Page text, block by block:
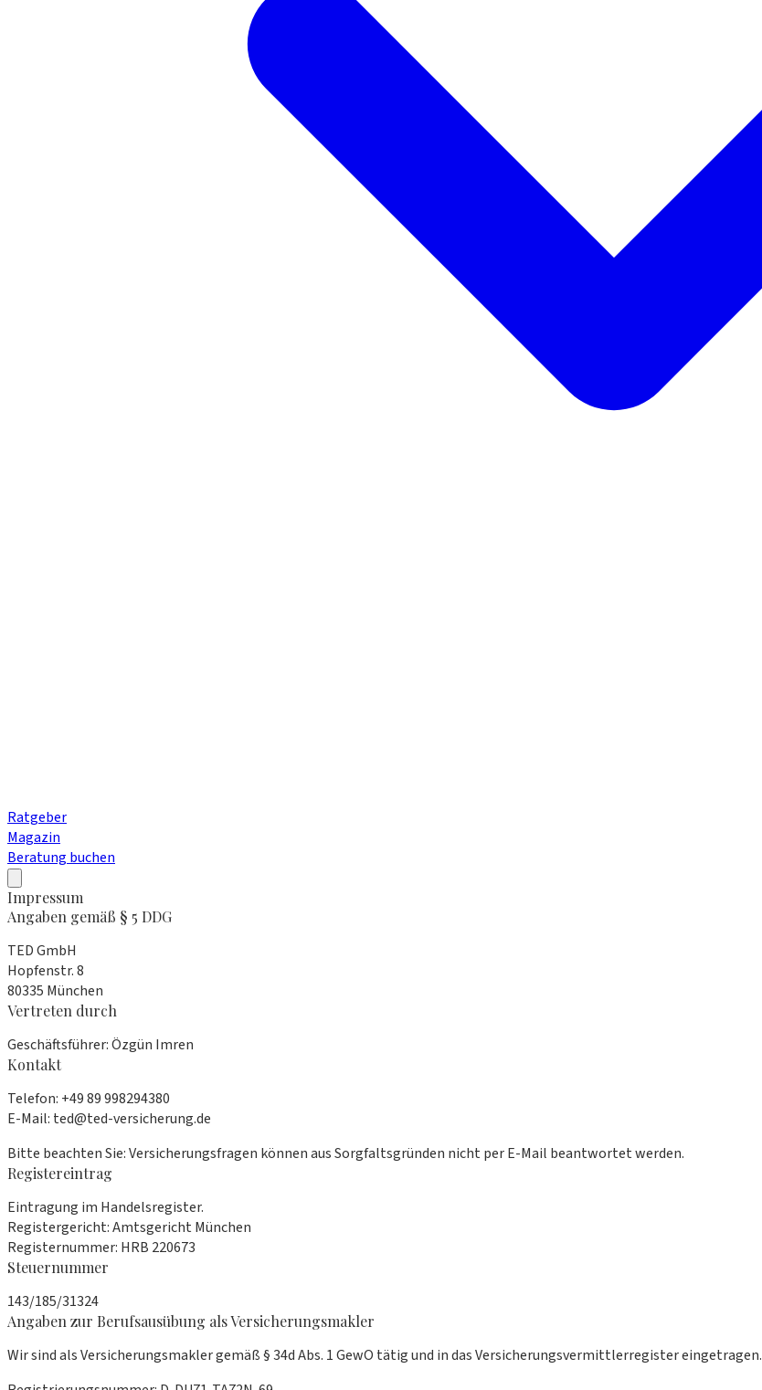
Ratgeber
Magazin
Beratung buchen
Impressum
Angaben gemäß § 5 DDG
TED GmbH
Hopfenstr. 8
80335 München
Vertreten durch
Geschäftsführer: Özgün Imren
Kontakt
Telefon: +49 89 998294380
E-Mail: ted@ted-versicherung.de
Bitte beachten Sie: Versicherungsfragen können aus Sorgfaltsgründen nicht per E-Mail beantwortet werden.
Registereintrag
Eintragung im Handelsregister.
Registergericht: Amtsgericht München
Registernummer: HRB 220673
Steuernummer
143/185/31324
Angaben zur Berufsausübung als Versicherungsmakler
Wir sind als Versicherungsmakler gemäß § 34d Abs. 1 GewO tätig und in das Versicherungsvermittlerregister eingetragen.